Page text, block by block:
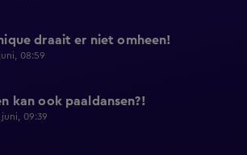
draait er niet omheen!
08:59
kan ook paaldansen?!
juni, 09:39